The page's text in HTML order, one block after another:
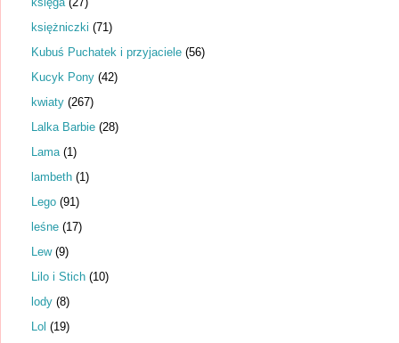
księżniczki (71)
Kubuś Puchatek i przyjaciele (56)
Kucyk Pony (42)
kwiaty (267)
Lalka Barbie (28)
Lama (1)
lambeth (1)
Lego (91)
leśne (17)
Lew (9)
Lilo i Stich (10)
lody (8)
Lol (19)